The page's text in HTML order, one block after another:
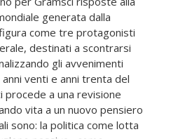
generata dalla
come tre protagonisti
destinati a scontrarsi
gli avvenimenti
venti e anni trenta del
procede a una revisione
vita a un nuovo pensiero
sono: la politica come lotta